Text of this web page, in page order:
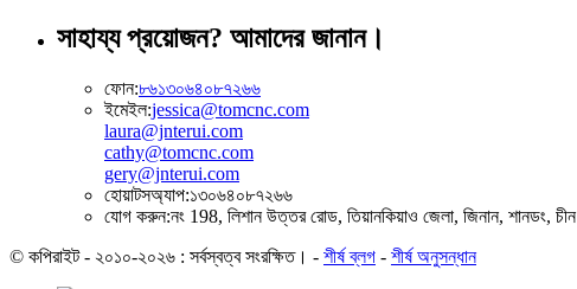
সাহায্য প্রয়োজন? আমাদের জানান।
ফোন:৮৬১৩০৬৪০৮৭২৬৬
ইমেইল:jessica@tomcnc.com
laura@jnterui.com
cathy@tomcnc.com
gery@jnterui.com
হোয়াটসঅ্যাপ:১৩০৬৪০৮৭২৬৬
যোগ করুন:নং 198, লিশান উত্তর রোড, তিয়ানকিয়াও জেলা, জিনান, শানডং, চীন
© কপিরাইট - ২০১০-২০২৬ : সর্বস্বত্ব সংরক্ষিত। - শীর্ষ ব্লগ - শীর্ষ অনুসন্ধান